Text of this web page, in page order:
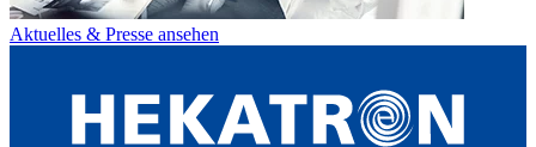
Aktuelles & Presse ansehen